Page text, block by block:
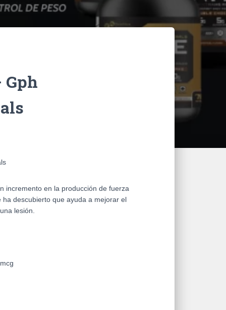
incremento en la producción de fuerza
descubierto que ayuda a mejorar el
lesión.